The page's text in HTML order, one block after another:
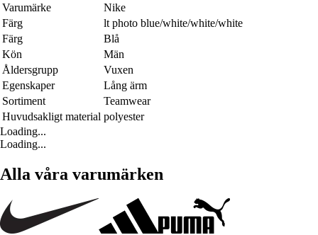
Varumärke
Nike
Färg
lt photo blue/white/white/white
Färg
Blå
Kön
Män
Åldersgrupp
Vuxen
Egenskaper
Lång ärm
Sortiment
Teamwear
Huvudsakligt material polyester
Loading...
Loading...
Alla våra varumärken